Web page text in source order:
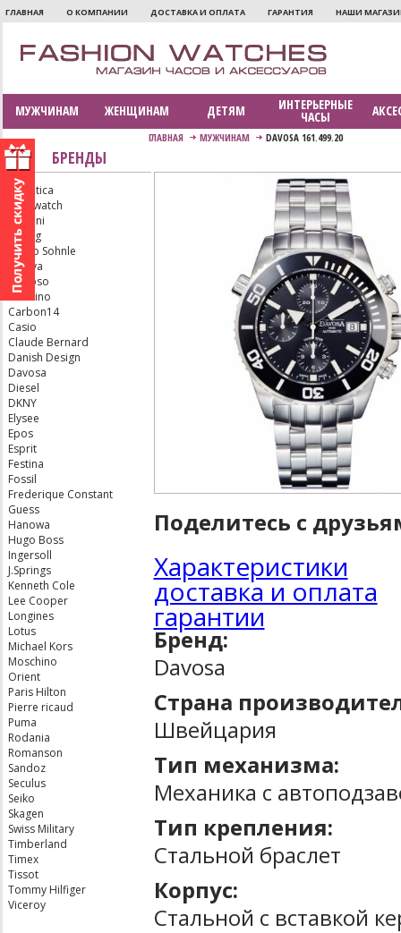
ГЛАВНАЯ О КОМПАНИИ ДОСТАВКА И ОПЛАТА ГАРАНТИЯ НАШИ
МУЖЧИНАМ ЖЕНЩИНАМ ДЕТЯМ ИНТЕРЬЕРНЫЕ
ЧАСЫ
ГЛАВНАЯ МУЖЧИНАМ DAVOSA 161.499.20
БРЕНДЫ
Adriatica
Aerowatch
Armani
Bering
Bruno Sohnle
Bulova
Calypso
Candino
Carbon14
Casio
Claude Bernard
Danish Design
Davosa
Diesel
DKNY
Elysee
Epos
Esprit
Festina
Fossil
Frederique Constant
Guess
Hanowa
Hugo Boss
Ingersoll
J.Springs
Kenneth Cole
Lee Cooper
Longines
Lotus
Michael Kors
Moschino
Orient
Paris Hilton
Pierre ricaud
Puma
Rodania
Romanson
Sandoz
Seculus
Seiko
Skagen
Swiss Military
Timberland
Timex
Tissot
Tommy Hilfiger
Viceroy
Поделитесь с
Характеристики
доставка и оплата
гарантии
Бренд:
Davosa
Страна
Швейцария
Тип механизма:
Механика с
Тип крепления:
Стальной браслет
Корпус:
Стальной с вставкой